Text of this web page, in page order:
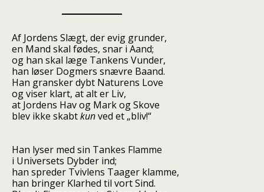
Af Jordens Slægt, der evig grunder,
en Mand skal fødes, snar i Aand;
og han skal læge Tankens Vunder,
han løser Dogmers snævre Baand.
Han gransker dybt Naturens Love
og viser klart, at alt er Liv,
at Jordens Hav og Mark og Skove
blev ikke skabtkunved et „bliv!“
Han lyser med sin Tankes Flamme
i Universets Dybder ind;
han spreder Tvivlens Taager klamme,
han bringer Klarhed til vort Sind.